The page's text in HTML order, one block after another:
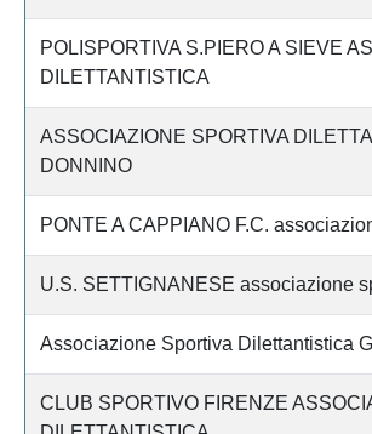
POLISPORTIVA S.PIERO A SIEVE
DILETTANTISTICA
ASSOCIAZIONE SPORTIVA
DONNINO
PONTE A CAPPIANO F.C.
U.S. SETTIGNANESE associazione
Associazione Sportiva Dilettantistica
CLUB SPORTIVO FIRENZE